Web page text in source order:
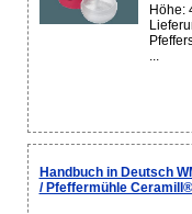
Höhe:
...
Handbuch in Deutsch
/ Pfeffermühle